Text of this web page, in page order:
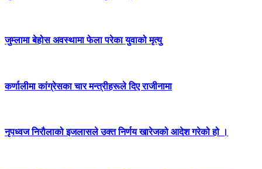
जुम्लामा बेहोस अवस्थामा फेला परेका युवाको मृत्यु
कर्णालीमा कांग्रेसका चार मन्त्रीहरूले दिए राजीनामा
नृपध्वज निरौलाको इजलासले उक्त निर्णय खारेजको आदेश गरेको हो ।